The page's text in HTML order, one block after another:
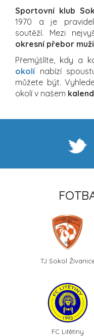
Sportovní klub
1970 a je
soutěží. Mezi
okresní přebor muži
Přemýšlíte, kdy a
okolínabízí
můžete být.
okolí v našem
TJ Sokol
FC Litětiny